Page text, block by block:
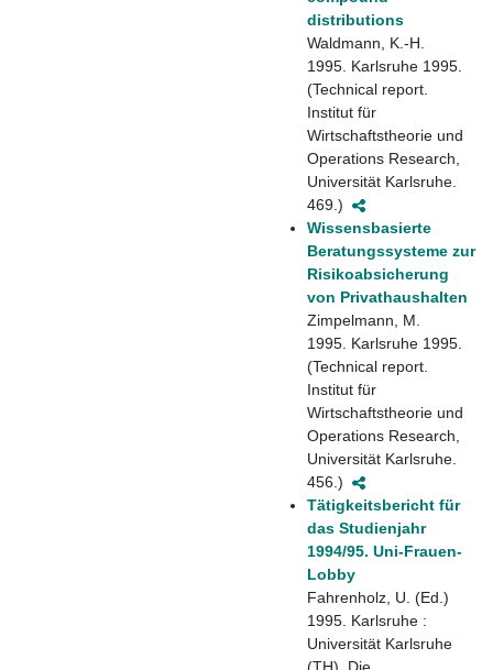
distributions
Waldmann, K.-H.
1995. Karlsruhe 1995.
(Technical report.
Institut für
Wirtschaftstheorie und
Operations Research,
Universität Karlsruhe.
469.)
Wissensbasierte
Beratungssysteme zur
Risikoabsicherung
von Privathaushalten
Zimpelmann, M.
1995. Karlsruhe 1995.
(Technical report.
Institut für
Wirtschaftstheorie und
Operations Research,
Universität Karlsruhe.
456.)
Tätigkeitsbericht für
das Studienjahr
1994/95. Uni-Frauen-
Lobby
Fahrenholz, U. (Ed.)
1995. Karlsruhe :
Universität Karlsruhe
(TH), Die